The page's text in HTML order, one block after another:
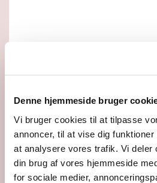
Denne hjemmeside bruger
Vi bruger cookies til at tilpasse
annoncer, til at vise dig
at analysere vores trafik. Vi deler
din brug af vores hjemmeside
for sociale medier,
Du vil måske